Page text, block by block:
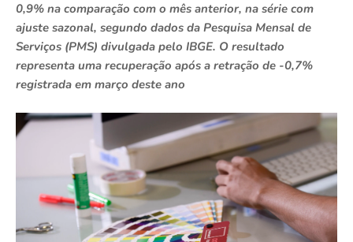
0,9% na comparação com o mês anterior, na série com
ajuste sazonal, segundo dados da Pesquisa Mensal de
Serviços (PMS) divulgada pelo IBGE. O resultado
representa uma recuperação após a retração de -0,7%
registrada em março deste ano